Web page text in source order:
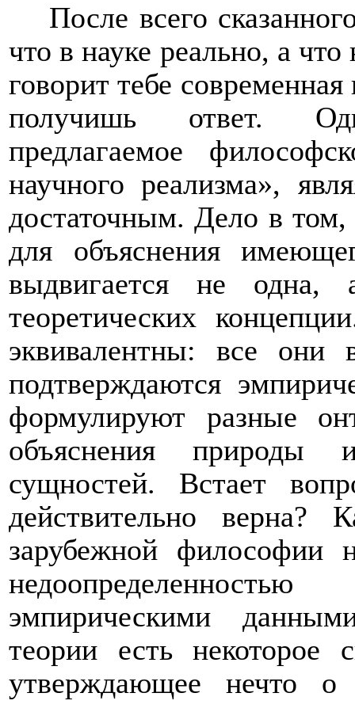
После всего
что в науке реально, а
говорит тебе
получишь ответ.
предлагаемое
научного реализма»,
достаточным. Дело в
для объяснения
выдвигается не
теоретических
эквивалентны: все они
подтверждаются
формулируют разные
объяснения природы
сущностей. Встает
действительно
зарубежной философии
недоопределенностью
эмпирическими
теории есть некоторое
утверждающее нечто о